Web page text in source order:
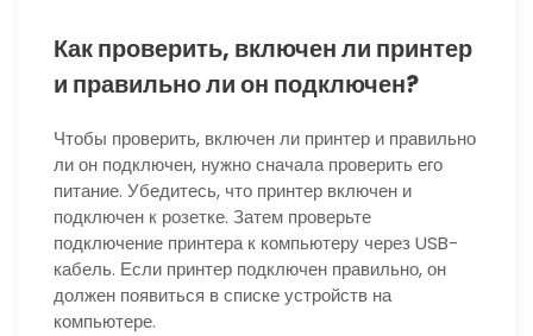
Как проверить, включен ли принтер
и правильно ли он подключен?
Чтобы проверить, включен ли принтер и правильно
ли он подключен, нужно сначала проверить его
питание. Убедитесь, что принтер включен и
подключен к розетке. Затем проверьте
подключение принтера к компьютеру через USB-
кабель. Если принтер подключен правильно, он
должен появиться в списке устройств на
компьютере.